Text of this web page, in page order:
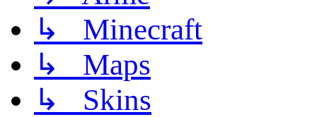
↳ Minecraft
↳ Maps
↳ Skins